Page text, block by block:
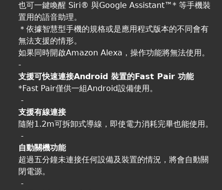
也可一鍵喚醒 Siri® 與Google Assistant™* 等手機裝
置用的語音助理。
＊依據智慧型手機的規格或是應用程式版本的不同會有
無法支援的情形。
如果同時開啟Amazon Alexa，操作功能將無法使用。
-
支援可快速連接Android 裝置的Fast Pair 功能
*Fast Pair僅供一組Android設備使用。
-
支援有線連接
隨附1.2m可拆卸式導線，即使電力消耗完畢也能使用。
-
自動關機功能
超過五分鐘未連接任何設備及裝置的情況，將會自動關
閉電源。
-